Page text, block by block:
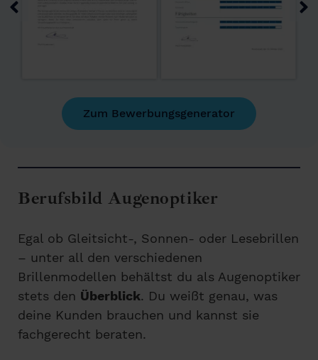
Zum Bewerbungsgenerator
Berufsbild Augenoptiker
Egal ob Gleitsicht-, Sonnen- oder Lesebrillen
– unter all den verschiedenen
Brillenmodellen behältst du als Augenoptiker
stets den Überblick. Du weißt genau, was
deine Kunden brauchen und kannst sie
fachgerecht beraten.